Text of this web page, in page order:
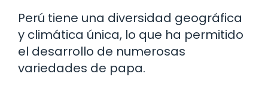
Perú tiene una diversidad geográfica
y climática única, lo que ha permitido
el desarrollo de numerosas
variedades de papa.